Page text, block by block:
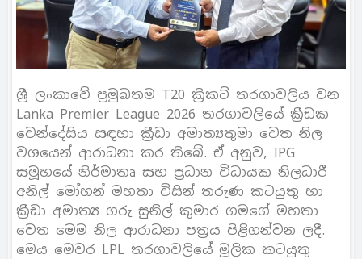
ශ්‍රී ලංකාවේ ප්‍රමුඛතම T20 ක්‍රිකට් තරගාවලිය වන
Lanka Premier League 2026 තරගාවලියේ ක්‍රීඩක
වෙන්දේසිය සඳහා ක්‍රීඩා අමාත්‍යතුමා වෙත නිල
වශයෙන් ආරාධනා කර තිබේ. ඒ අනුව, IPG
සමූහයේ නිර්මාතෘ සහ ප්‍රධාන විධායක නිලධාරී
අනිල් මෝහන් මහතා විසින් තරුණ කටයුතු හා
ක්‍රීඩා අමාත්‍ය ගරු සුනිල් කුමාර ගමගේ මහතා
වෙත මෙම නිල ආරාධනා පත්‍රය පිළිගන්වන ලදී.
මෙය මෙවර LPL තරගාවලියේ මූලික කටයුතු